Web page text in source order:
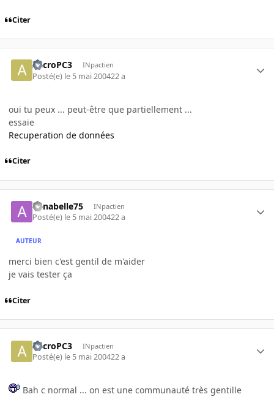
Citer
AccroPC3 INpactien
Posté(e) le 5 mai 200422 a
oui tu peux ... peut-être que partiellement ...
essaie
Recuperation de données
Citer
annabelle75 INpactien
Posté(e) le 5 mai 200422 a
AUTEUR
merci bien c'est gentil de m'aider
je vais tester ça
Citer
AccroPC3 INpactien
Posté(e) le 5 mai 200422 a
Bah c normal ... on est une communauté très gentille